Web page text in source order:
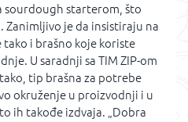
sourdough starterom, što
Zanimljivo je da insistiraju na
i brašno koje koriste
U saradnji sa TIM ZIP-om
tip brašna za potrebe
okruženje u proizvodnji i u
ih takođe izdvaja. „Dobra